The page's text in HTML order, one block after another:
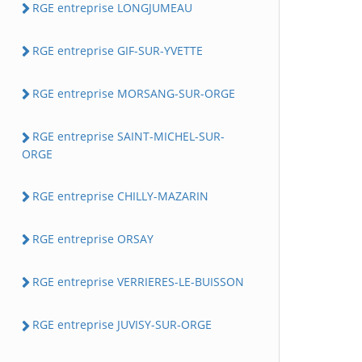
RGE entreprise LONGJUMEAU
RGE entreprise GIF-SUR-YVETTE
RGE entreprise MORSANG-SUR-ORGE
RGE entreprise SAINT-MICHEL-SUR-
ORGE
RGE entreprise CHILLY-MAZARIN
RGE entreprise ORSAY
RGE entreprise VERRIERES-LE-BUISSON
RGE entreprise JUVISY-SUR-ORGE